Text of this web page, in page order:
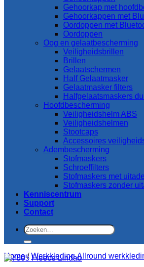
Gehoorkap met
Gehoorkappen met
Oordoppen met
Oordoppen
Oog en gelaatbescherming
Veiligheidsbrillen
Brillen
Gelaatschermen
Half Gelaatmasker
Gelaatmasker filters
Halfgelaatsmaskers
Hoofdbescherming
Veiligheidshelm ABS
Veiligheidshelmen
Stootcaps
Accessoires
Adembescherming
Stofmaskers
Schroeffilters
Stofmaskers met
Stofmaskers zonder
Kenniscentrum
Support
Contact
Zoeken
naar:
Home / Werkkleding,Allround